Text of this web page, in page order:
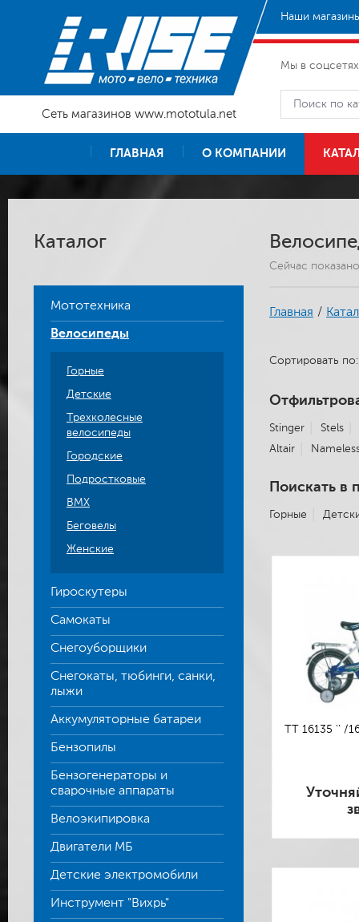
Сеть магазинов www.mototula.net
Наши
Мы в
ГЛАВНАЯ О КОМПАНИИ
Каталог
Мототехника
Велосипеды
Горные
Детские
Трехколесные
велосипеды
Городские
Подростковые
BMX
Беговелы
Женские
Гироскутеры
Самокаты
Снегоуборщики
Снегокаты, тюбинги, санки,
лыжи
Аккумуляторные батареи
Бензопилы
Бензогенераторы и
сварочные аппараты
Велоэкипировка
Двигатели МБ
Детские электромобили
Инструмент "Вихрь"
Сейчас
Главная /
Сортировать
Stinger
Stels
Altair
Поискать в
Горные
TT 16135 '' /